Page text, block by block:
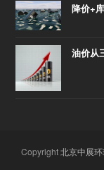
降价+
油价从
Copyright北京中展